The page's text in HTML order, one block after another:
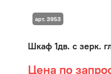
Шкаф 1дв. с зерк.
Цена по
арт. 3953